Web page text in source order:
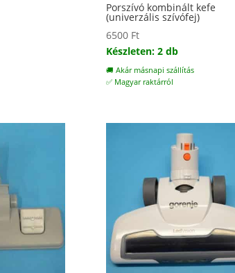
Porszívó kombinált kefe
(univerzális szívófej)
6500 Ft
Készleten: 2 db
🚚 Akár másnapi szállítás
✅ Magyar raktárról